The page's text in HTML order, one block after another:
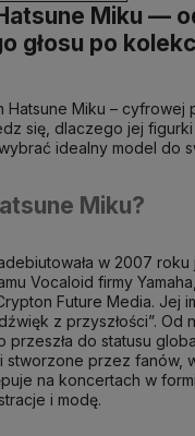
Miku —
głosu po
Hatsune Miku – cyfrowej
się, dlaczego jej figurki
idealny model do
Miku?
w 2007
Vocaloid firmy
Future Media. Jej
z przyszłości”. Od
przeszła do statusu
stworzone przez fanów,
na koncertach w
i modę.